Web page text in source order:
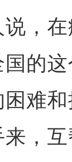
，
的
难
，